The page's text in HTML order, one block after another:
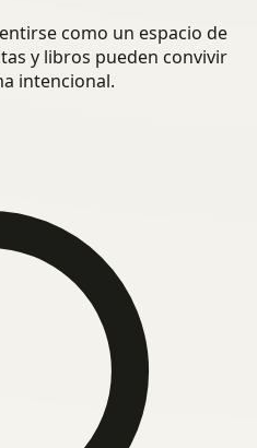
como un espacio de
y libros pueden convivir
intencional.